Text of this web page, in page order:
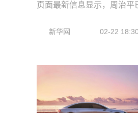
页面最新信息显示，周治平
新华网 02-22